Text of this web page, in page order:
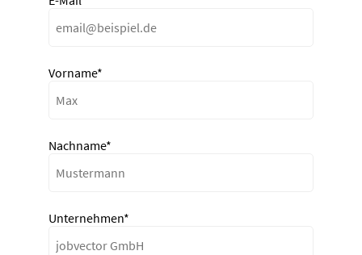
Vorname*
Nachname*
Unternehmen*